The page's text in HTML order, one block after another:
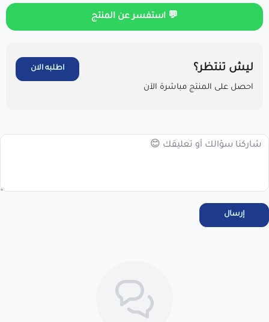
💬 استفسر عن المنتج
ليش تنتظر؟
احصل على المنتج مباشرة الآن
اطلبه الان
والاسترجاع فى المتجر ، واتعهد باستخدام المنتجات . خلال 7 أيام من
الاستلام لضمان التف...
إرسال